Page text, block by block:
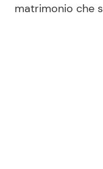
matrimonio che